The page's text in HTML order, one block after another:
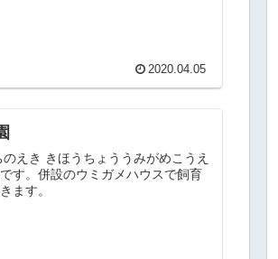
2020.04.05
えき きほうちょううみがめこうえ
す。併設のウミガメハウスで飼育
ます。